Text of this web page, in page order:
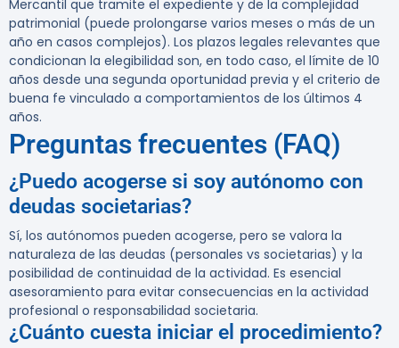
Mercantil que tramite el expediente y de la complejidad
patrimonial (puede prolongarse varios meses o más de un
año en casos complejos). Los plazos legales relevantes que
condicionan la elegibilidad son, en todo caso, el límite de 10
años desde una segunda oportunidad previa y el criterio de
buena fe vinculado a comportamientos de los últimos 4
años.
Preguntas frecuentes (FAQ)
¿Puedo acogerse si soy autónomo con
deudas societarias?
Sí, los autónomos pueden acogerse, pero se valora la
naturaleza de las deudas (personales vs societarias) y la
posibilidad de continuidad de la actividad. Es esencial
asesoramiento para evitar consecuencias en la actividad
profesional o responsabilidad societaria.
¿Cuánto cuesta iniciar el procedimiento?